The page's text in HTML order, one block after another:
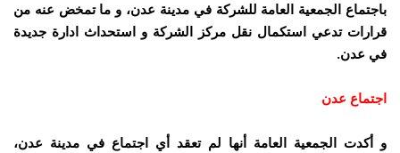
باجتماع الجمعية العامة للشركة في مدينة عدن، و ما تمخض عنه من
قرارات تدعي استكمال نقل مركز الشركة و استحداث ادارة جديدة
في عدن.
اجتماع عدن
و أكدت الجمعية العامة أنها لم تعقد أي اجتماع في مدينة عدن،